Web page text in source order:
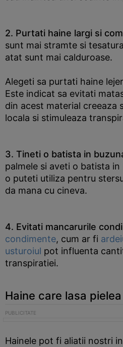
2. Purtati haine largi si
sunt mai stramte si
atat sunt mai calduroase.
Alegeti sa purtati haine
Este indicat sa evitati
din acest material creeaza
locala si stimuleaza
3. Tineti o batista in
palmele si aveti o batista
o puteti utiliza pentru
da mana cu cineva.
4. Evitati mancarurile
condimente, cum ar fi
usturoiul pot influenta
transpiratiei.
Haine care lasa
Hainele pot fi aliatii nostri